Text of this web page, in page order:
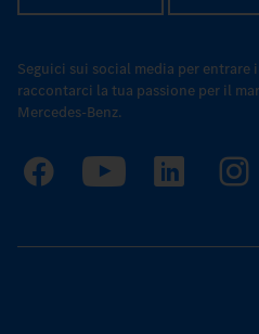
Seguici sui social media per
raccontarci la tua passione per il
Mercedes-Benz.